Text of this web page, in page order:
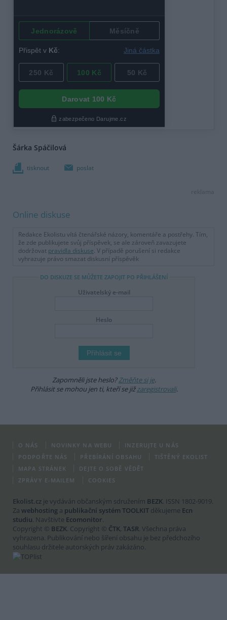
Šárka Spáčilová
tisknout poslat
reklama
Online diskuse
Redakce Ekolistu vítá čtenářské názory, komentáře a postřehy. Tím,
že zde publikujete svůj příspěvek, se ale zároveň zavazujete
dodržovat pravidla diskuse. V případě porušení si redakce
vyhrazuje právo smazat diskusní příspěvěk
DO DISKUZE SE MŮŽETE ZAPOJIT PO PŘIHLÁŠENÍ
Uživatelský e-mail
Heslo
Zapomněli jste heslo?Změňte si je.
Přihlásit se mohou jen ti, kteří se jižzaregistrovali.
O NÁS NOVINKY NA WEBU
INZERUJTE U NÁS
PODPOŘTE NÁS
PŘEBÍRÁNÍ OBSAHU
TIŠTĚNÝ EKOLIST
MAPA STRÁNEK
DEJTE O SOBĚ VĚDĚT
ZPRÁVY E-MAILEM
COOKIES
Ekolist.cz je vydáván občanským sdružením BEZK . ISSN 1802-9019.
Za webhosting a publikační systém TOOLKIT děkujeme Ecn
studiu . Navštivte Ecomonitor
Copyright © BEZK . Copyright © ČTK, TASR . Všechna práva
vyhrazena. Publikování nebo šíření obsahu je bez předchozího
souhlasu držitele autorských práv zakázáno.